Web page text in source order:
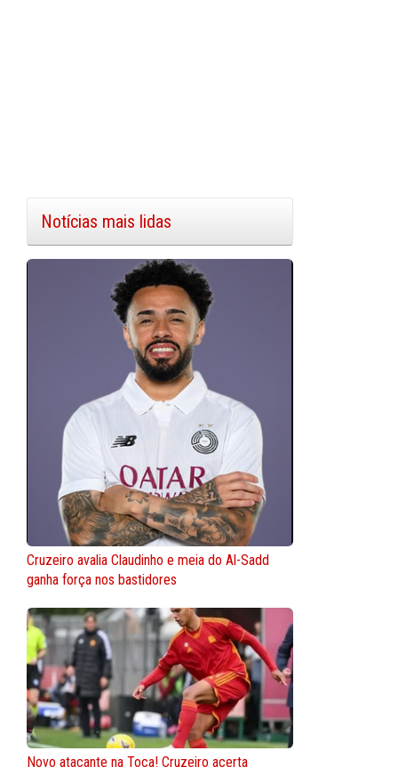
Notícias mais lidas
Cruzeiro avalia Claudinho e meia do Al-Sadd
ganha força nos bastidores
Novo atacante na Toca! Cruzeiro acerta